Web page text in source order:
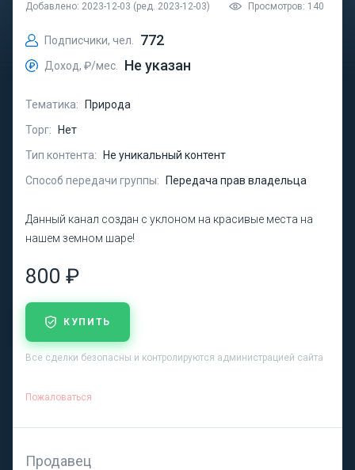
Добавлено: 2023-12-03 (ред. 2023-12-03) Просмотров: 140
Подписчики, чел. 772
Доход, ₽/мес. Не указан
Тематика:
Природа
Торг:
Нет
Тип контента:
Не уникальный контент
Способ передачи группы:
Передача прав владельца
Данный канал создан с уклоном на красивые места на
нашем земном шаре!
800 ₽
КУПИТЬ
Все сделки безопасны и контролируются администрацией сайта
Пожаловаться
Продавец